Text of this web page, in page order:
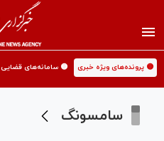
🟡 پرونده‌های ویژه خبری 🟡 سامانه‌های قضایی
سامسونگ